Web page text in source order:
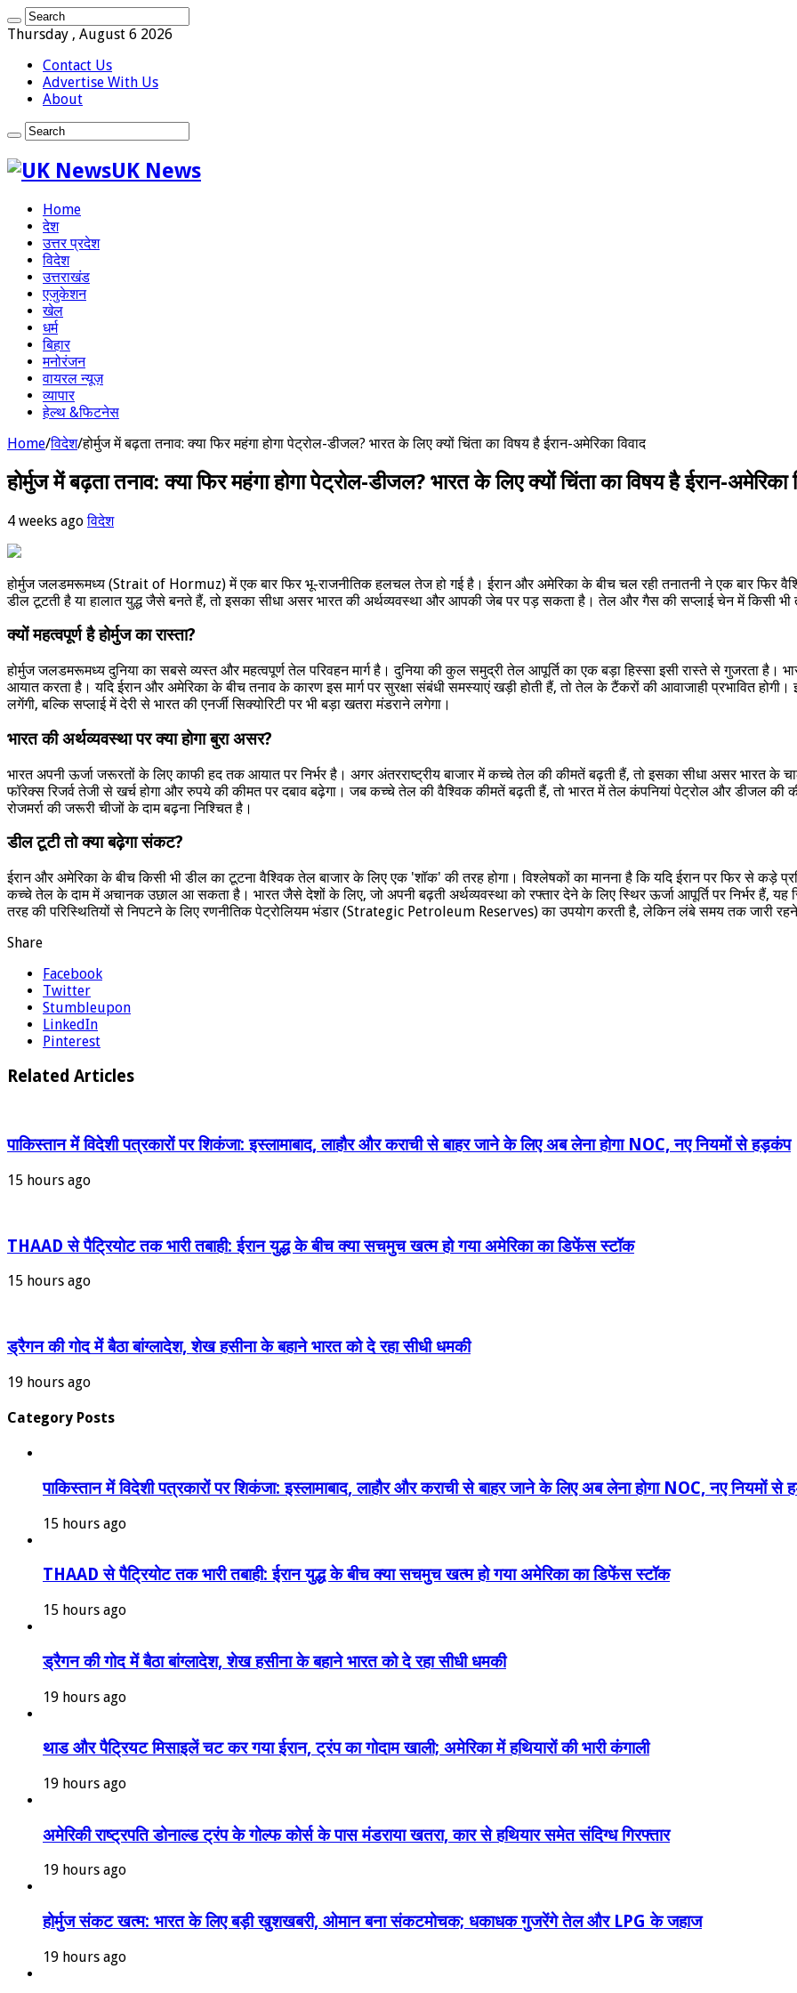
Thursday , August 6 2026
Contact Us
Advertise With Us
About
UK News
Home
देश
उत्तर प्रदेश
विदेश
उत्तराखंड
एजुकेशन
खेल
धर्म
बिहार
मनोरंजन
वायरल न्यूज़
व्यापार
हेल्थ &फिटनेस
Home/विदेश/होर्मुज में बढ़ता तनाव: क्या फिर महंगा होगा पेट्रोल-डीजल? भारत के लिए क्यों चिंता का विषय है ईरान-अमेरिका विवाद
होर्मुज में बढ़ता तनाव: क्या फिर महंगा होगा पेट्रोल-डीजल? भारत के लिए क्यों चिंता का विषय है ईरान-अमेरिका
4 weeks ago विदेश
होर्मुज जलडमरूमध्य (Strait of Hormuz) में एक बार फिर भू-राजनीतिक हलचल तेज हो गई है। ईरान और अमेरिका के बीच चल रही तनातनी ने एक बार फिर
डील टूटती है या हालात युद्ध जैसे बनते हैं, तो इसका सीधा असर भारत की अर्थव्यवस्था और आपकी जेब पर पड़ सकता है। तेल और गैस की सप्लाई चेन में किसी भी
क्यों महत्वपूर्ण है होर्मुज का रास्ता?
होर्मुज जलडमरूमध्य दुनिया का सबसे व्यस्त और महत्वपूर्ण तेल परिवहन मार्ग है। दुनिया की कुल समुद्री तेल आपूर्ति का एक बड़ा हिस्सा इसी रास्ते से गुजरता
आयात करता है। यदि ईरान और अमेरिका के बीच तनाव के कारण इस मार्ग पर सुरक्षा संबंधी समस्याएं खड़ी होती हैं, तो तेल के टैंकरों की आवाजाही प्रभावित
लगेंगी, बल्कि सप्लाई में देरी से भारत की एनर्जी सिक्योरिटी पर भी बड़ा खतरा मंडराने लगेगा।
भारत की अर्थव्यवस्था पर क्या होगा बुरा असर?
भारत अपनी ऊर्जा जरूरतों के लिए काफी हद तक आयात पर निर्भर है। अगर अंतरराष्ट्रीय बाजार में कच्चे तेल की कीमतें बढ़ती हैं, तो इसका सीधा असर भारत के
फॉरेक्स रिजर्व तेजी से खर्च होगा और रुपये की कीमत पर दबाव बढ़ेगा। जब कच्चे तेल की वैश्विक कीमतें बढ़ती हैं, तो भारत में तेल कंपनियां पेट्रोल और डीजल की
रोजमर्रा की जरूरी चीजों के दाम बढ़ना निश्चित है।
डील टूटी तो क्या बढ़ेगा संकट?
ईरान और अमेरिका के बीच किसी भी डील का टूटना वैश्विक तेल बाजार के लिए एक 'शॉक' की तरह होगा। विश्लेषकों का मानना है कि यदि ईरान पर फिर से कड़े
कच्चे तेल के दाम में अचानक उछाल आ सकता है। भारत जैसे देशों के लिए, जो अपनी बढ़ती अर्थव्यवस्था को रफ्तार देने के लिए स्थिर ऊर्जा आपूर्ति पर निर्भर हैं,
तरह की परिस्थितियों से निपटने के लिए रणनीतिक पेट्रोलियम भंडार (Strategic Petroleum Reserves) का उपयोग करती है, लेकिन लंबे समय तक जारी रहने
Share
Facebook
Twitter
Stumbleupon
LinkedIn
Pinterest
Related Articles
पाकिस्तान में विदेशी पत्रकारों पर शिकंजा: इस्लामाबाद, लाहौर और कराची से बाहर जाने के लिए अब लेना होगा NOC, नए नियमों से हड़कंप
15 hours ago
THAAD से पैट्रियोट तक भारी तबाही: ईरान युद्ध के बीच क्या सचमुच खत्म हो गया अमेरिका का डिफेंस स्टॉक
15 hours ago
ड्रैगन की गोद में बैठा बांग्लादेश, शेख हसीना के बहाने भारत को दे रहा सीधी धमकी
19 hours ago
Category Posts
पाकिस्तान में विदेशी पत्रकारों पर शिकंजा: इस्लामाबाद, लाहौर और कराची से बाहर जाने के लिए अब लेना होगा NOC, नए नियमों से
15 hours ago
THAAD से पैट्रियोट तक भारी तबाही: ईरान युद्ध के बीच क्या सचमुच खत्म हो गया अमेरिका का डिफेंस स्टॉक
15 hours ago
ड्रैगन की गोद में बैठा बांग्लादेश, शेख हसीना के बहाने भारत को दे रहा सीधी धमकी
19 hours ago
थाड और पैट्रियट मिसाइलें चट कर गया ईरान, ट्रंप का गोदाम खाली; अमेरिका में हथियारों की भारी कंगाली
19 hours ago
अमेरिकी राष्ट्रपति डोनाल्ड ट्रंप के गोल्फ कोर्स के पास मंडराया खतरा, कार से हथियार समेत संदिग्ध गिरफ्तार
19 hours ago
होर्मुज संकट खत्म: भारत के लिए बड़ी खुशखबरी, ओमान बना संकटमोचक; धकाधक गुजरेंगे तेल और LPG के जहाज
19 hours ago